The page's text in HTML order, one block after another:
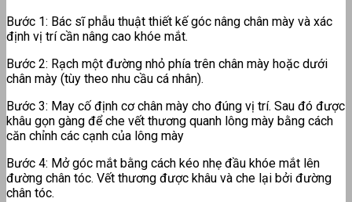
Bước 1: Bác sĩ phẫu thuật thiết kế góc nâng chân mày và xác
định vị trí cần nâng cao khóe mắt.
Bước 2: Rạch một đường nhỏ phía trên chân mày hoặc dưới
chân mày (tùy theo nhu cầu cá nhân).
Bước 3: May cố định cơ chân mày cho đúng vị trí. Sau đó được
khâu gọn gàng để che vết thương quanh lông mày bằng cách
căn chỉnh các cạnh của lông mày
Bước 4: Mở góc mắt bằng cách kéo nhẹ đầu khóe mắt lên
đường chân tóc. Vết thương được khâu và che lại bởi đường
chân tóc.